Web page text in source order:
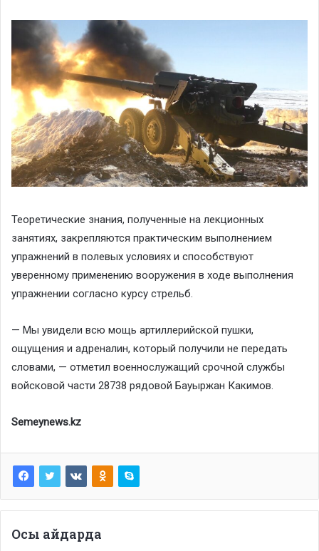
Теоретические знания, полученные на лекционных
занятиях, закрепляются практическим выполнением
упражнений в полевых условиях и способствуют
уверенному применению вооружения в ходе выполнения
упражнении согласно курсу стрельб.
— Мы увидели всю мощь артиллерийской пушки,
ощущения и адреналин, который получили не передать
словами, — отметил военнослужащий срочной службы
войсковой части 28738 рядовой Бауыржан Какимов.
Semeynews.kz
Осы айдарда